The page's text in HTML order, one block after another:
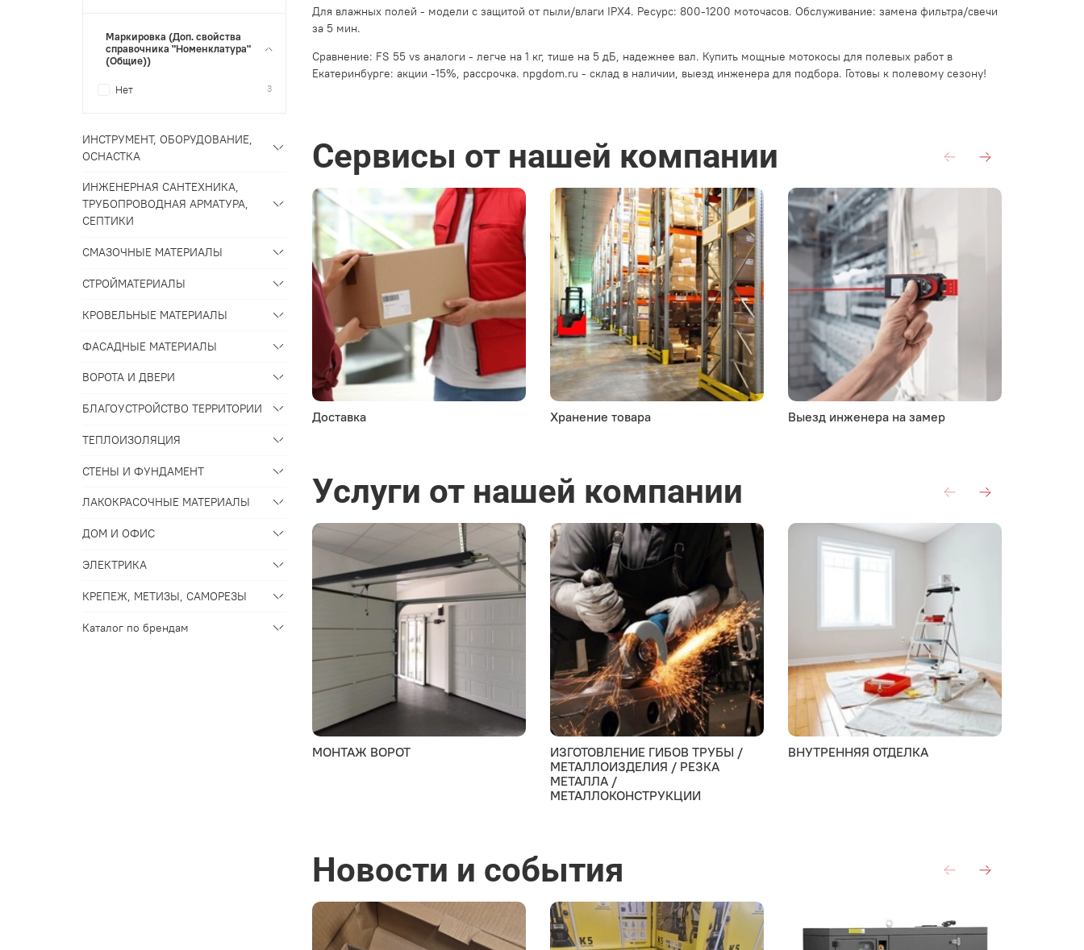
Для влажных полей - модели с защитой от пыли/влаги IPX4. Ресурс: 800-1200 моточасов. Обслуживание: замена фильтра/свечи
за 5 мин.
Сравнение: FS 55 vs аналоги - легче на 1 кг, тише на 5 дБ, надежнее вал. Купить мощные мотокосы для полевых работ в
Екатеринбурге: акции -15%, рассрочка. npgdom.ru - склад в наличии, выезд инженера для подбора. Готовы к полевому сезону!
Сервисы от нашей компании
Доставка Хранение товара Выезд инженера на замер
Услуги от нашей компании
МОНТАЖ ВОРОТ
ИЗГОТОВЛЕНИЕ ГИБОВ ТРУБЫ /
МЕТАЛЛОИЗДЕЛИЯ / РЕЗКА
МЕТАЛЛА /
МЕТАЛЛОКОНСТРУКЦИИ
ВНУТРЕННЯЯ ОТДЕЛКА
Новости и события
Маркировка (Доп. свойства
справочника "Номенклатура"
(Общие))
Нет 3
ИНСТРУМЕНТ, ОБОРУДОВАНИЕ,
ОСНАСТКА
ИНЖЕНЕРНАЯ САНТЕХНИКА,
ТРУБОПРОВОДНАЯ АРМАТУРА,
СЕПТИКИ
СМАЗОЧНЫЕ МАТЕРИАЛЫ
СТРОЙМАТЕРИАЛЫ
КРОВЕЛЬНЫЕ МАТЕРИАЛЫ
ФАСАДНЫЕ МАТЕРИАЛЫ
ВОРОТА И ДВЕРИ
БЛАГОУСТРОЙСТВО ТЕРРИТОРИИ
ТЕПЛОИЗОЛЯЦИЯ
СТЕНЫ И ФУНДАМЕНТ
ЛАКОКРАСОЧНЫЕ МАТЕРИАЛЫ
ДОМ И ОФИС
ЭЛЕКТРИКА
КРЕПЕЖ, МЕТИЗЫ, САМОРЕЗЫ
Каталог по брендам